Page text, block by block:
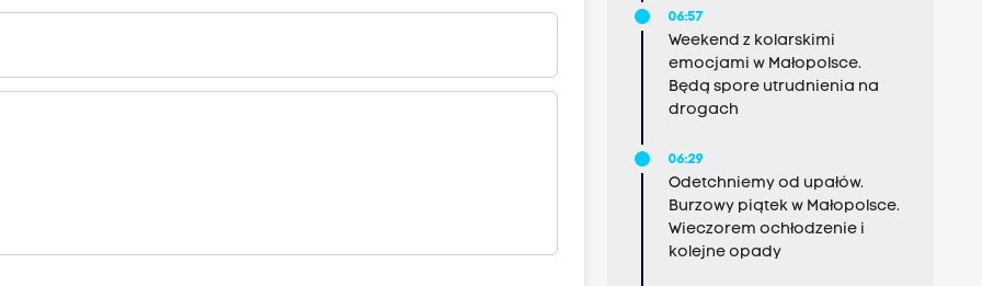
06:57
Weekend z kolarskimi
emocjami w Małopolsce.
Będą spore utrudnienia na
drogach
06:29
Odetchniemy od upałów.
Burzowy piątek w Małopolsce.
Wieczorem ochłodzenie i
kolejne opady